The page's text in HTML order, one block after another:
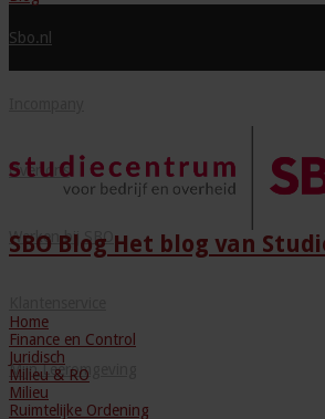
Sbo.nl
Over ons
Werken bij SBO
Mijn Leeromgeving
SBO Blog Het blog van
Home
Finance en Control
Juridisch
Milieu & RO
Milieu
Ruimtelijke Ordening